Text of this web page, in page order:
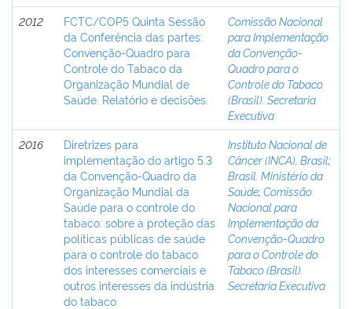
2012
FCTC/COP5 Quinta Sessão
da Conferência das partes:
Convenção-Quadro para
Controle do Tabaco da
Organização Mundial de
Saúde. Relatório e decisões.
Comissão Nacional
para Implementação
da Convenção-
Quadro para o
Controle do Tabaco
(Brasil). Secretaria
Executiva
2016
Diretrizes para
implementação do artigo 5.3
da Convenção-Quadro da
Organização Mundial da
Saúde para o controle do
tabaco: sobre a proteção das
políticas públicas de saúde
para o controle do tabaco
dos interesses comerciais e
outros interesses da indústria
do tabaco
Instituto Nacional de
Câncer (INCA), Brasil;
Brasil. Ministério da
Saúde;Comissão
Nacional para
Implementação da
Convenção-Quadro
para o Controle do
Tabaco (Brasil).
Secretaria Executiva